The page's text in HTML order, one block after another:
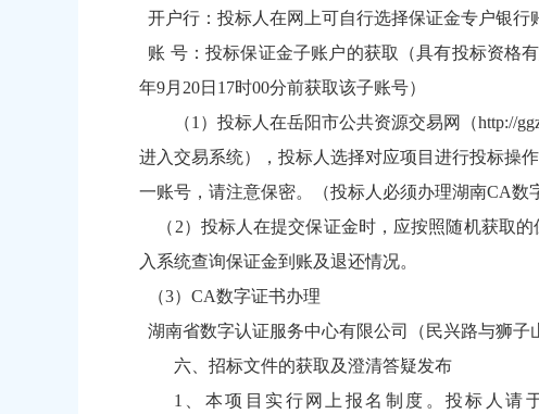
开户行：投标人在网上可自行选择保证金专户银行
账 号：投标保证金子账户的获取（具有投标资格
年9月20日17时00分前获取该子账号）
（1）投标人在岳阳市公共资源交易网（http://
进入交易系统），投标人选择对应项目进行投标操
一账号，请注意保密。（投标人必须办理湖南CA数
（2）投标人在提交保证金时，应按照随机获取
入系统查询保证金到账及退还情况。
（3）CA数字证书办理
湖南省数字认证服务中心有限公司（民兴路与狮子
六、招标文件的获取及澄清答疑发布
1、本项目实行网上报名制度。投标人请